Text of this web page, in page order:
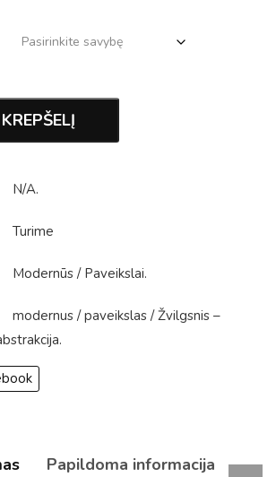
N/A.
Turime
Modernūs / Paveikslai.
modernus /paveikslas /Žvilgsnis –
.
Papildoma informacija